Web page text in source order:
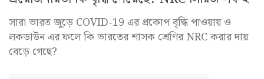
সারা ভারত জুড়ে COVID-19 এর প্রকোপ বৃদ্ধি পাওয়ায় ও
লকডাউন এর ফলে কি ভারতের শাসক শ্রেণির NRC করার দায়
বেড়ে গেছে?